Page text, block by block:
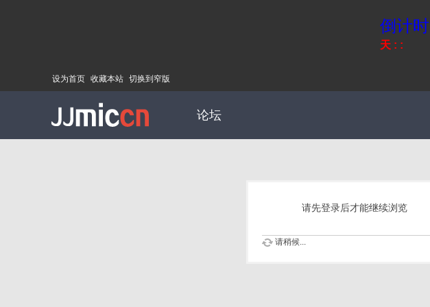
倒计时
天 : :
设为首页 收藏本站 切换到窄版
论坛
请先登录后才能继续浏览
请稍候...